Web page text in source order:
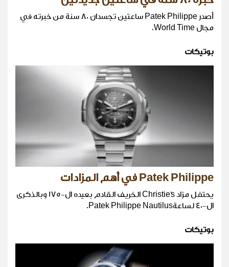
أصدر Patek Philippe ساعتين تجسدان 80 سنة من خبرته في
مجال World Time.
بوتيكات
Patek Philippe في أهم المزادات
يحتفل مزاد Christie's الخريف القادم بعيده ال-175 وبالذكرى
ال-40 لساعةPatek Philippe Nautilus.
بوتيكات